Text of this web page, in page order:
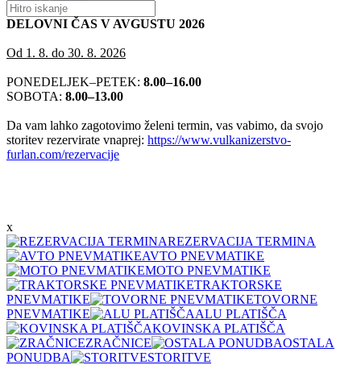
DELOVNI ČAS V AVGUSTU 2026
Od 1. 8. do 30. 8. 2026
PONEDELJEK–PETEK: 8.00–16.00
SOBOTA: 8.00–13.00
Da vam lahko zagotovimo želeni termin, vas vabimo, da svojo
storitev rezervirate vnaprej: https://www.vulkanizerstvo-
furlan.com/rezervacije
x
REZERVACIJA TERMINA
AVTO PNEVMATIKE
MOTO PNEVMATIKE
TRAKTORSKE
PNEVMATIKE
TOVORNE
PNEVMATIKE
ALU PLATIŠČA
KOVINSKA PLATIŠČA
ZRAČNICE
OSTALA
PONUDBA
STORITVE